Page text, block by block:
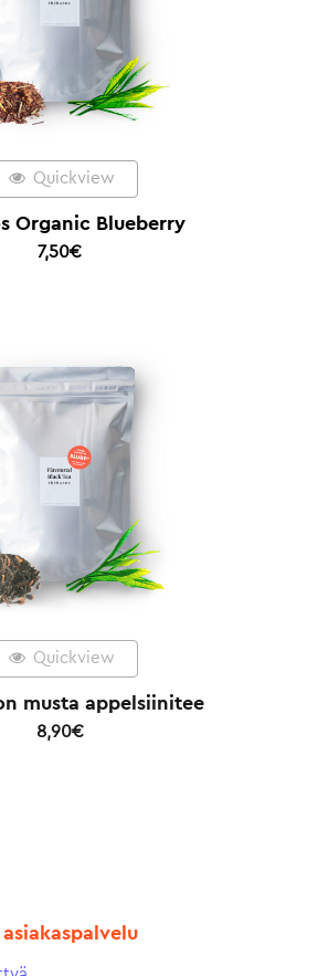
Quickview
Organic Blueberry
7,50€
Quickview
musta appelsiinitee
8,90€